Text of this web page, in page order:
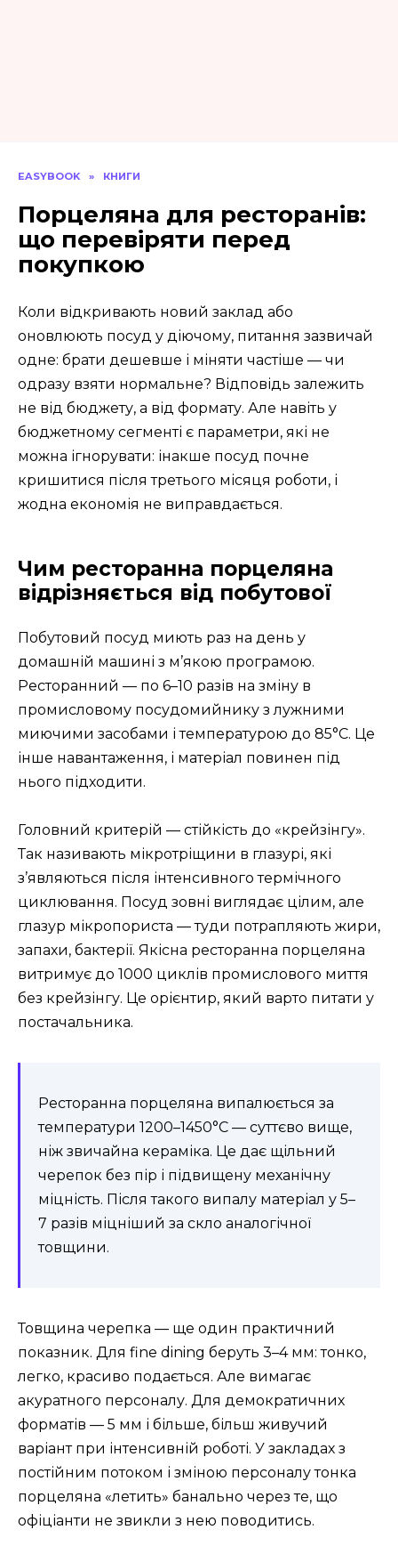
EASYBOOK » КНИГИ
Порцеляна для ресторанів:
що перевіряти перед
покупкою
Коли відкривають новий заклад або
оновлюють посуд у діючому, питання зазвичай
одне: брати дешевше і міняти частіше — чи
одразу взяти нормальне? Відповідь залежить
не від бюджету, а від формату. Але навіть у
бюджетному сегменті є параметри, які не
можна ігнорувати: інакше посуд почне
кришитися після третього місяця роботи, і
жодна економія не виправдається.
Чим ресторанна порцеляна
відрізняється від побутової
Побутовий посуд миють раз на день у
домашній машині з м’якою програмою.
Ресторанний — по 6–10 разів на зміну в
промисловому посудомийнику з лужними
миючими засобами і температурою до 85°C. Це
інше навантаження, і матеріал повинен під
нього підходити.
Головний критерій — стійкість до «крейзінгу».
Так називають мікротріщини в глазурі, які
з’являються після інтенсивного термічного
циклювання. Посуд зовні виглядає цілим, але
глазур мікропориста — туди потрапляють жири,
запахи, бактерії. Якісна ресторанна порцеляна
витримує до 1000 циклів промислового миття
без крейзінгу. Це орієнтир, який варто питати у
постачальника.
Ресторанна порцеляна випалюється за
температури 1200–1450°C — суттєво вище,
ніж звичайна кераміка. Це дає щільний
черепок без пір і підвищену механічну
міцність. Після такого випалу матеріал у 5–
7 разів міцніший за скло аналогічної
товщини.
Товщина черепка — ще один практичний
показник. Для fine dining беруть 3–4 мм: тонко,
легко, красиво подається. Але вимагає
акуратного персоналу. Для демократичних
форматів — 5 мм і більше, більш живучий
варіант при інтенсивній роботі. У закладах з
постійним потоком і зміною персоналу тонка
порцеляна «летить» банально через те, що
офіціанти не звикли з нею поводитись.